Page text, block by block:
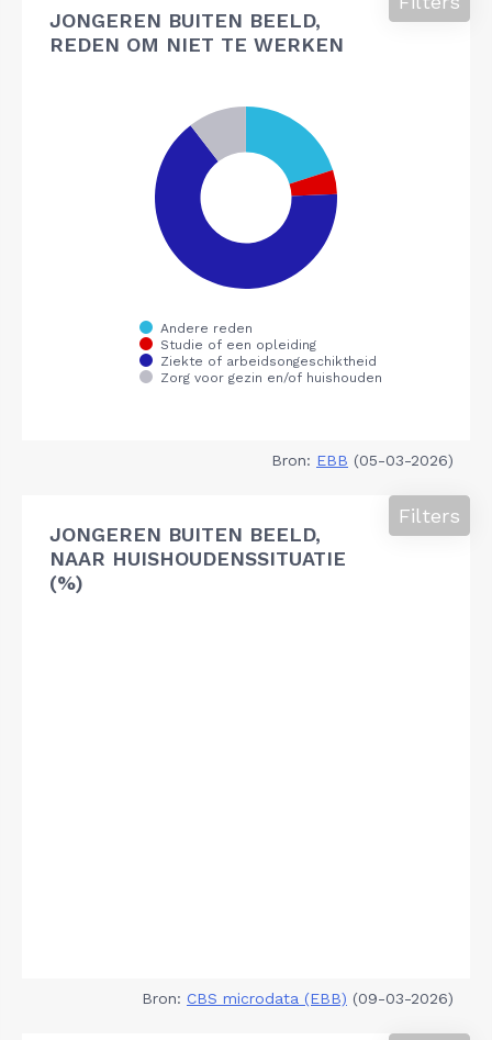
JONGEREN BUITEN BEELD,
REDEN OM NIET TE WERKEN
Bron: EBB (05-03-2026)
JONGEREN BUITEN BEELD,
NAAR HUISHOUDENSSITUATIE
(%)
Filters
Bron: CBS microdata (EBB) (09-03-2026)